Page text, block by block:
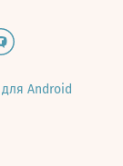
Android